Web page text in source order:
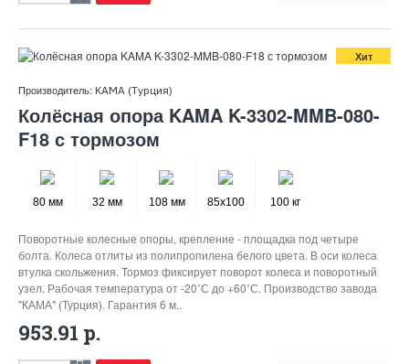
Хит
Производитель: KAMA (Турция)
Колёсная опора KAMA K-3302-MMB-080-
F18 с тормозом
80 мм 32 мм 108 мм 85x100 100 кг
Поворотные колесные опоры, крепление - площадка под четыре
болта. Колеса отлиты из полипропилена белого цвета. В оси колеса
втулка скольжения. Тормоз фиксирует поворот колеса и поворотный
узел. Рабочая температура от -20˚С до +60˚С. Производство завода
"КАМА" (Турция). Гарантия 6 м..
953.91 р.